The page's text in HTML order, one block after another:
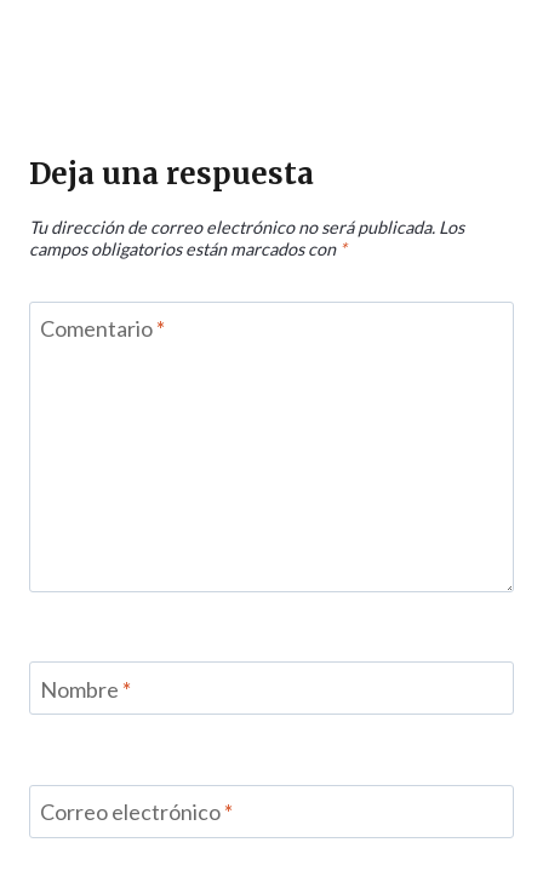
Deja una respuesta
Tu dirección de correo electrónico no será publicada. Los
campos obligatorios están marcados con *
Comentario*
Nombre *
Correo electrónico*